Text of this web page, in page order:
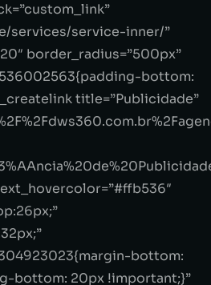
services/service-inner/”
border_radius=”500px”
bottom:
title=”Publicidade”
bottom:
bottom: 20px !important;}”